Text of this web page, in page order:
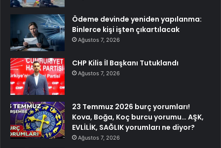
Ödeme devinde yeniden yapılanma:
Binlerce kişi işten çıkartılacak
Ağustos 7, 2026
CHP Kilis İl Başkanı Tutuklandı
Ağustos 7, 2026
23 Temmuz 2026 burç yorumları!
Kova, Boğa, Koç burcu yorumu… AŞK,
EVLİLİK, SAĞLIK yorumları ne diyor?
Ağustos 7, 2026